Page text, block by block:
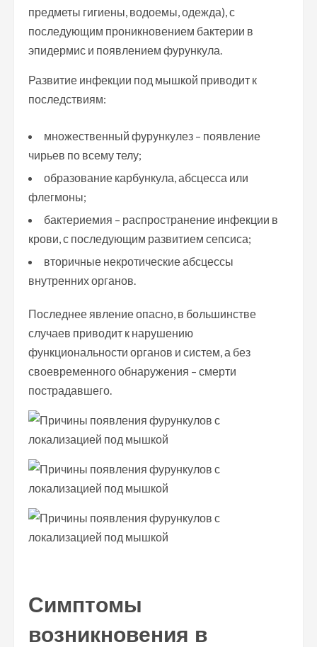
предметы гигиены, водоемы, одежда), с
последующим проникновением бактерии в
эпидермис и появлением фурункула.
Развитие инфекции под мышкой приводит к
последствиям:
множественный фурункулез – появление
чирьев по всему телу;
образование карбункула, абсцесса или
флегмоны;
бактериемия – распространение инфекции в
крови, с последующим развитием сепсиса;
вторичные некротические абсцессы
внутренних органов.
Последнее явление опасно, в большинстве
случаев приводит к нарушению
функциональности органов и систем, а без
своевременного обнаружения – смерти
пострадавшего.
Симптомы
возникновения в